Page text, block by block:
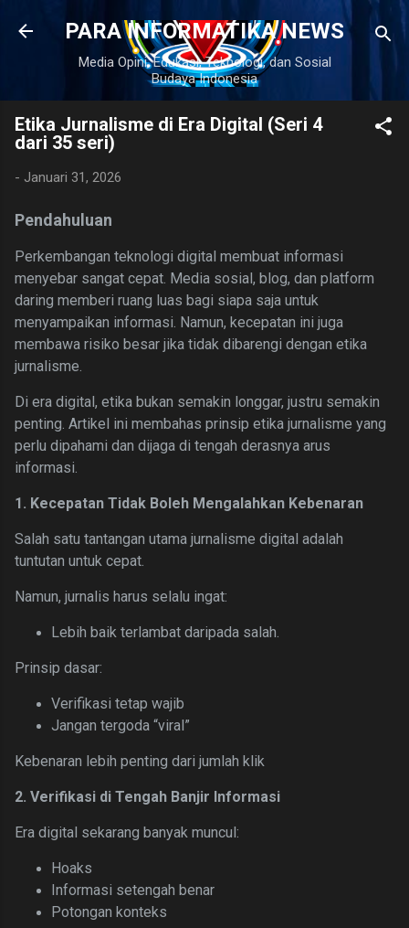
Langsung ke konten utama
PARA INFORMATIKA NEWS
Media Opini, Edukasi, Teknologi, dan Sosial
Budaya Indonesia
Etika Jurnalisme di Era Digital (Seri 4
dari 35 seri)
- Januari 31, 2026
Pendahuluan
Perkembangan teknologi digital membuat informasi
menyebar sangat cepat. Media sosial, blog, dan platform
daring memberi ruang luas bagi siapa saja untuk
menyampaikan informasi. Namun, kecepatan ini juga
membawa risiko besar jika tidak dibarengi dengan etika
jurnalisme.
Di era digital, etika bukan semakin longgar, justru semakin
penting. Artikel ini membahas prinsip etika jurnalisme yang
perlu dipahami dan dijaga di tengah derasnya arus
informasi.
1. Kecepatan Tidak Boleh Mengalahkan Kebenaran
Salah satu tantangan utama jurnalisme digital adalah
tuntutan untuk cepat.
Namun, jurnalis harus selalu ingat:
Lebih baik terlambat daripada salah.
Prinsip dasar:
Verifikasi tetap wajib
Jangan tergoda “viral”
Kebenaran lebih penting dari jumlah klik
2. Verifikasi di Tengah Banjir Informasi
Era digital sekarang banyak muncul:
Hoaks
Informasi setengah benar
Potongan konteks